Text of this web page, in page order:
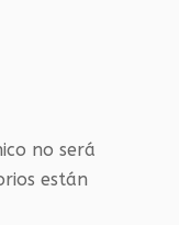
no será
están